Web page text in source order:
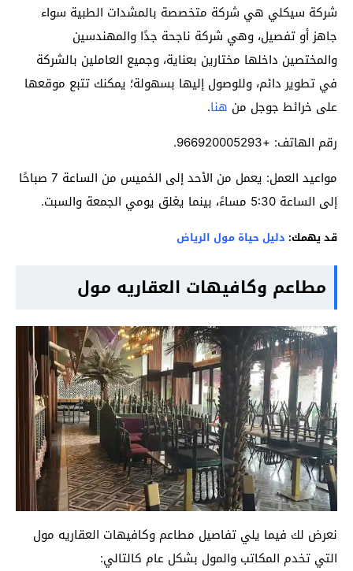
شركة سيكلي هي شركة متخصصة بالمشدات الطبية سواء
جاهز أو تفصيل، وهي شركة ناجحة جدًا والمهندسين
والمختصين داخلها مختارين بعناية، وجميع العاملين بالشركة
في تطوير دائم، وللوصول إليها بسهولة؛ يمكنك تتبع موقعها
على خرائط جوجل من هنا.
رقم الهاتف: +966920005293.
مواعيد العمل: يعمل من الأحد إلى الخميس من الساعة 7 صباحًا
إلى الساعة 5:30 مساءً، بينما يغلق يومي الجمعة والسبت.
قد يهمك: دليل حياة مول الرياض
مطاعم وكافيهات العقاريه مول
نعرض لك فيما يلي تفاصيل مطاعم وكافيهات العقاريه مول
التي تخدم المكاتب والمول بشكل عام كالتالي: